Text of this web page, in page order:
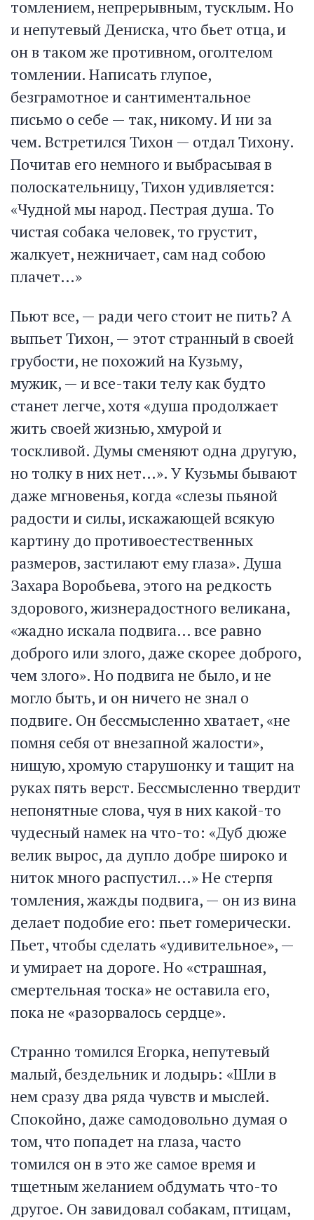
томлением, непрерывным, тусклым. Но
и непутевый Дениска, что бьет отца, и
он в таком же противном, оголтелом
томлении. Написать глупое,
безграмотное и сантиментальное
письмо о себе — так, никому. И ни за
чем. Встретился Тихон — отдал Тихону.
Почитав его немного и выбрасывая в
полоскательницу, Тихон удивляется:
«Чудной мы народ. Пестрая душа. То
чистая собака человек, то грустит,
жалкует, нежничает, сам над собою
плачет…»
Пьют все, — ради чего стоит не пить? А
выпьет Тихон, — этот странный в своей
грубости, не похожий на Кузьму,
мужик, — и все-таки телу как будто
станет легче, хотя «душа продолжает
жить своей жизнью, хмурой и
тоскливой. Думы сменяют одна другую,
но толку в них нет…». У Кузьмы бывают
даже мгновенья, когда «слезы пьяной
радости и силы, искажающей всякую
картину до противоестественных
размеров, застилают ему глаза». Душа
Захара Воробьева, этого на редкость
здорового, жизнерадостного великана,
«жадно искала подвига… все равно
доброго или злого, даже скорее доброго,
чем злого». Но подвига не было, и не
могло быть, и он ничего не знал о
подвиге. Он бессмысленно хватает, «не
помня себя от внезапной жалости»,
нищую, хромую старушонку и тащит на
руках пять верст. Бессмысленно твердит
непонятные слова, чуя в них какой-то
чудесный намек на что-то: «Дуб дюже
велик вырос, да дупло добре широко и
ниток много распустил…» Не стерпя
томления, жажды подвига, — он из вина
делает подобие его: пьет гомерически.
Пьет, чтобы сделать «удивительное», —
и умирает на дороге. Но «страшная,
смертельная тоска» не оставила его,
пока не «разорвалось сердце».
Странно томился Егорка, непутевый
малый, бездельник и лодырь: «Шли в
нем сразу два ряда чувств и мыслей.
Спокойно, даже самодовольно думая о
том, что попадет на глаза, часто
томился он в это же самое время и
тщетным желанием обдумать что-то
другое. Он завидовал собакам, птицам,